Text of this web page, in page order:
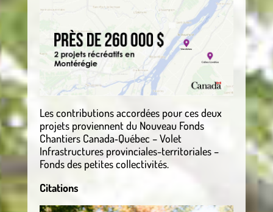
Les contributions accordées pour ces deux
projets proviennent du Nouveau Fonds
Chantiers Canada‑Québec – Volet
Infrastructures provinciales-territoriales –
Fonds des petites collectivités.
Citations